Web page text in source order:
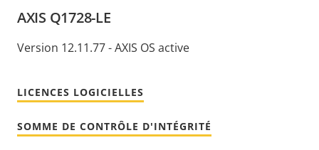
AXIS Q1728-LE
Version 12.11.77 - AXIS OS active
LICENCES LOGICIELLES
SOMME DE CONTRÔLE D'INTÉGRITÉ